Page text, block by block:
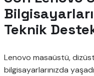
Teknik
Lenovo masaüstü,
bilgisayarlarınızda